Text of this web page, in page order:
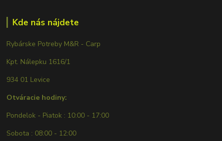
Kde nás nájdete
Rybárske Potreby M&R - Carp
Kpt. Nálepku 1616/1
934 01 Levice
Otváracie hodiny:
Pondelok - Piatok : 10:00 - 17:00
Sobota : 08:00 - 12:00